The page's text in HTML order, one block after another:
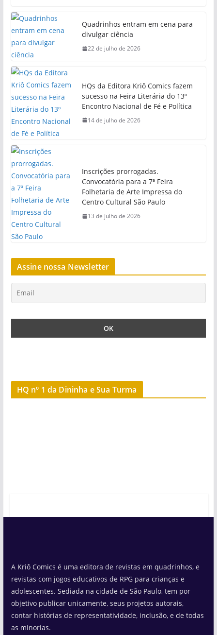
Quadrinhos entram em cena para
divulgar ciência
22 de julho de 2026
HQs da Editora Kriô Comics fazem
sucesso na Feira Literária do 13º
Encontro Nacional de Fé e Política
14 de julho de 2026
Inscrições prorrogadas.
Convocatória para a 7ª Feira
Folhetaria de Arte Impressa do
Centro Cultural São Paulo
13 de julho de 2026
Assine nossa Newsletter
HQ nº 1 da Dininha e Sua Turma
A Kriô Comics é uma editora de revistas em quadrinhos, e
revistas com jogos educativos de RPG para crianças e
adolescentes. Sediada na cidade de São Paulo, tem por
objetivo publicar unicamente, seus projetos autorais,
contar histórias de representatividade, inclusão, e de todas
as minorias.